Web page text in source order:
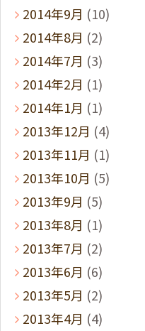
2014年9月 (10)
2014年8月 (2)
2014年7月 (3)
2014年2月 (1)
2014年1月 (1)
2013年12月 (4)
2013年11月 (1)
2013年10月 (5)
2013年9月 (5)
2013年8月 (1)
2013年7月 (2)
2013年6月 (6)
2013年5月 (2)
2013年4月 (4)